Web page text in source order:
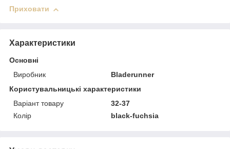
Приховати
Характеристики
Основні
Виробник
Bladerunner
Користувальницькі характеристики
Варіант товару
32-37
Колір
black-fuchsia